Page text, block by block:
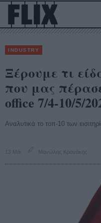
INDUSTRY
Ξέρουμε τι
που μας
office 7/4-10/5/
Αναλυτικά το τοπ-10 των
13 Μάι Μανώλης Κρανάκης